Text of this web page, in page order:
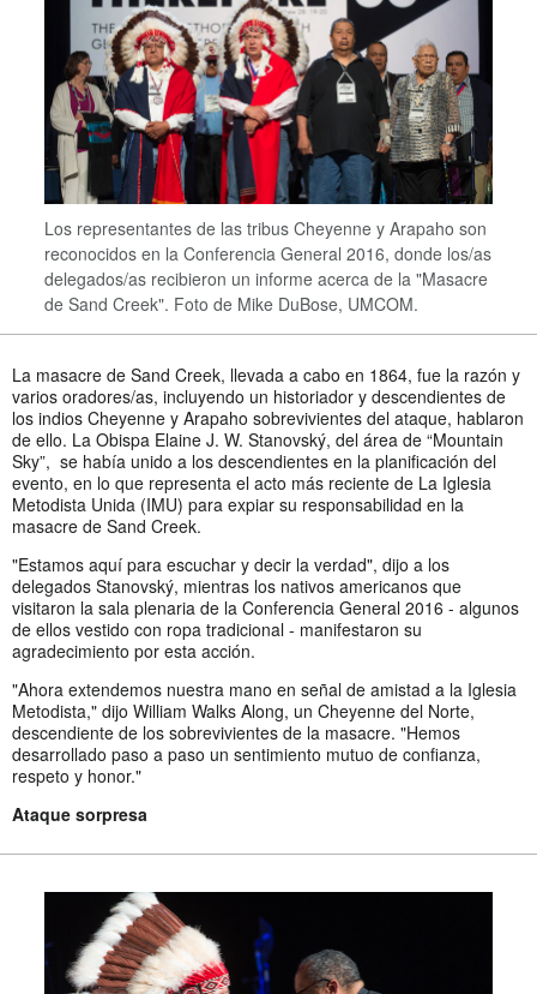
Los representantes de las tribus Cheyenne y Arapaho son
reconocidos en la Conferencia General 2016, donde los/as
delegados/as recibieron un informe acerca de la "Masacre
de Sand Creek". Foto de Mike DuBose, UMCOM.
La masacre de Sand Creek, llevada a cabo en 1864, fue la razón y
varios oradores/as, incluyendo un historiador y descendientes de
los indios Cheyenne y Arapaho sobrevivientes del ataque, hablaron
de ello. La Obispa Elaine J. W. Stanovský, del área de “Mountain
Sky”, se había unido a los descendientes en la planificación del
evento, en lo que representa el acto más reciente de La Iglesia
Metodista Unida (IMU) para expiar su responsabilidad en la
masacre de Sand Creek.
"Estamos aquí para escuchar y decir la verdad", dijo a los
delegados Stanovský, mientras los nativos americanos que
visitaron la sala plenaria de la Conferencia General 2016 - algunos
de ellos vestido con ropa tradicional - manifestaron su
agradecimiento por esta acción.
"Ahora extendemos nuestra mano en señal de amistad a la Iglesia
Metodista," dijo William Walks Along, un Cheyenne del Norte,
descendiente de los sobrevivientes de la masacre. "Hemos
desarrollado paso a paso un sentimiento mutuo de confianza,
respeto y honor."
Ataque sorpresa